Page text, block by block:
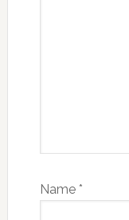
Name *